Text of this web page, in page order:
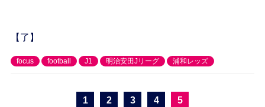
【了】
focus football J1 明治安田Jリーグ 浦和レッズ
1 2 3 4 5